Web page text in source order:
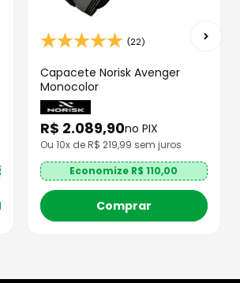
(22)
Capacete Norisk Avenger
Monocolor
R$ 2.089,90no PIX
Ou 10x de R$ 219,99 sem juros
Economize R$110,00
Comprar